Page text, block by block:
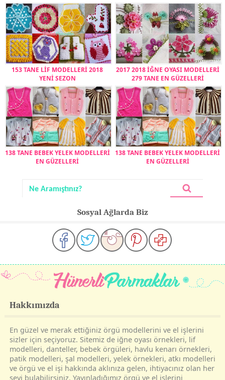
153 TANE LİF MODELLERİ 2018
YENİ SEZON
2017 2018 İĞNE OYASI MODELLERİ
279 TANE EN GÜZELLERİ
138 TANE BEBEK YELEK MODELLERİ
EN GÜZELLERİ
138 TANE BEBEK YELEK MODELLERİ
EN GÜZELLERİ
Sosyal Ağlarda Biz
Hakkımızda
En güzel ve merak ettiğiniz örgü modellerini ve el işlerini
sizler için seçiyoruz. Sitemiz de iğne oyası örnekleri, lif
modelleri, danteller, bebek örgüleri, havlu kenarı örnekleri,
patik modelleri, şal modelleri, yelek örnekleri, atkı modelleri
ve örgü ve el işi hakkında aklınıza gelen, ihtiyacınız olan her
şeyi bulabilirsiniz. Yayınladığımız örgü ve el işlerini